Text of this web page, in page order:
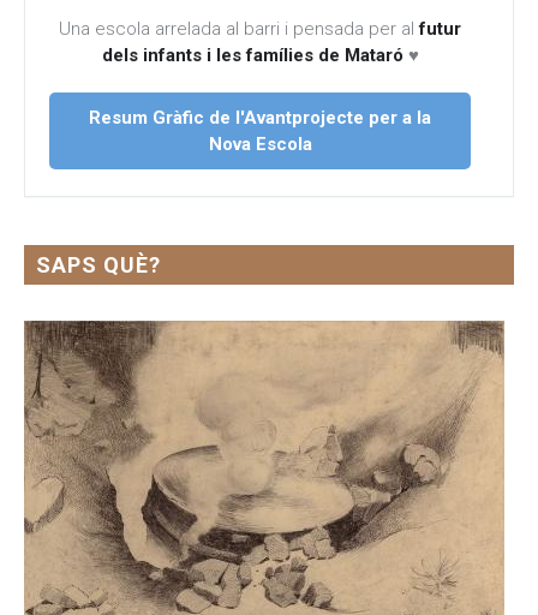
Una escola arrelada al barri i pensada per alfutur
dels infants i les famílies de Mataró ♥
Resum Gràfic de l'Avantprojecte per a la
Nova Escola
SAPS QUÈ?